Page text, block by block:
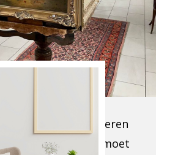
vertrouwen,
met de hulp
van Antiek
Opkoper
Onze experts evalueren
ter plaatse wat er moet